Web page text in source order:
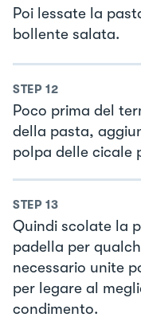
Poi lessate la
bollente salata.
STEP 12
Poco prima del
della pasta,
polpa delle cicale
STEP 13
Quindi scolate la
padella per
necessario unite
per legare al
condimento.